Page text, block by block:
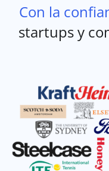
Con la
startups y